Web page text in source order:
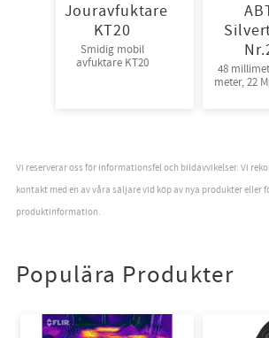
Jouravfuktare
KT20
Smidig mobil
avfuktare KT20
48
meter, 22
Vi reserverar oss för informationsfel och bildavvikelser. Vi
kontakt med en av våra säljare vid köp av nya produkter eller
produktinformation.
Populära Produkter